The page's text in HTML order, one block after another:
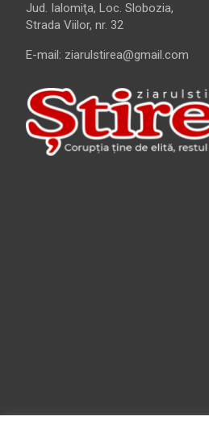
Jud. Ialomiţa, Loc. Slobozia,
Strada Viilor, nr. 32
E-mail: ziarulstirea@gmail.com